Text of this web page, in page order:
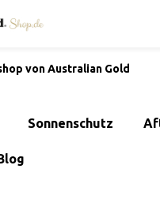
von Australian Gold
Sonnenschutz